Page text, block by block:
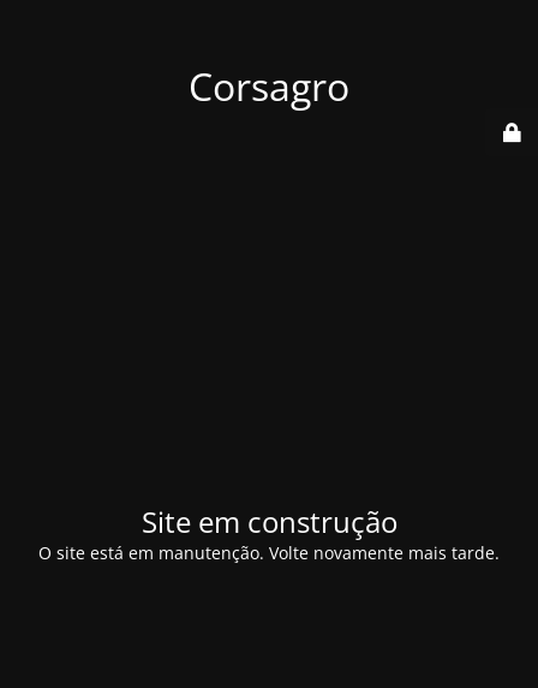
Corsagro
Site em construção
O site está em manutenção. Volte novamente mais tarde.